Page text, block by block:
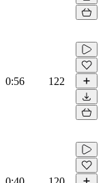
0:56 122